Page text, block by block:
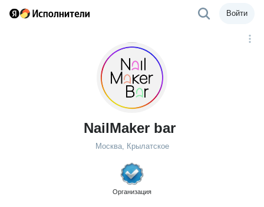
Войти
NailMaker bar
Москва, Крылатское
Организация